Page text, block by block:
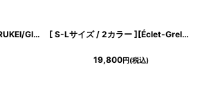
[ XS-Lサイズ / 1カラー][ERUKEI/GINZA COUTURE]ペイント柄・プリント・シフォン・ノースリーブ・Vネック・切替・フリル・Aライン・ロングドレス[送料無料] [ S-Lサイズ / 2カラー ][Éclet-Grelot by RiNFARRE] 花柄・キャミソール・スカーフ・スリップ・マキシ丈・タイト・ロングドレス・ワンピース・エクラグレロ [奈月セナ・薗田杏奈着用][送料無料]
19,800円(税込)